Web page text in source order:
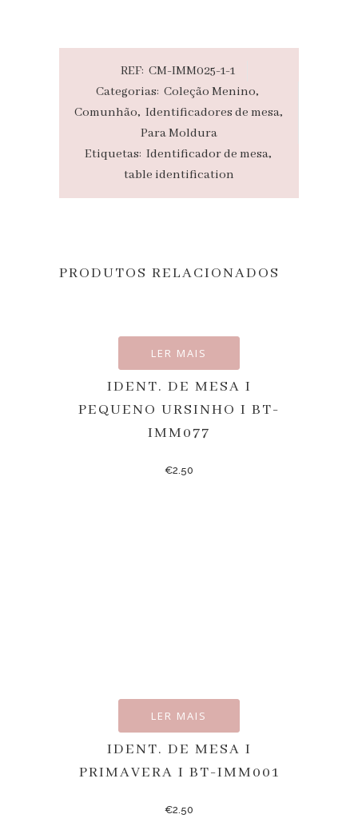
REF: CM-IMM025-1-1
Categorias: Coleção Menino,
Comunhão, Identificadores de mesa,
Para Moldura
Etiquetas: Identificador de mesa,
table identification
PRODUTOS RELACIONADOS
LER MAIS
IDENT. DE MESA I
PEQUENO URSINHO I BT-
IMM077
€2.50
LER MAIS
IDENT. DE MESA I
PRIMAVERA I BT-IMM001
€2.50